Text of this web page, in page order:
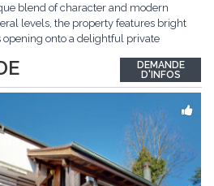
blend of character and modern
levels, the property features bright
opening onto a delightful private
make it a particularly
located...
DEMANDE
D'INFOS